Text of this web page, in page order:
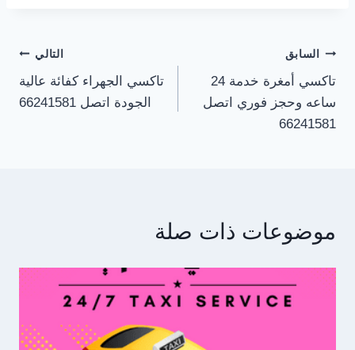
تصفّح
المقالات
السابق
تاكسي أمغرة خدمة 24
ساعه وحجز فوري اتصل
66241581
التالي
تاكسي الجهراء كفائة عالية
الجودة اتصل 66241581
موضوعات ذات صلة